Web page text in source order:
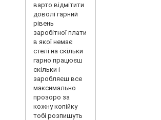
варто відмітити
доволі гарний
рівень
заробітної плати
в якої немає
стелі на скільки
гарно працюєш
скільки і
заробляєш все
максимально
прозоро за
кожну копійку
тобі розпишуть